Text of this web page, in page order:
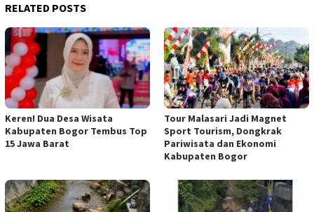
RELATED POSTS
Keren! Dua Desa Wisata
Kabupaten Bogor Tembus Top
15 Jawa Barat
Tour Malasari Jadi Magnet
Sport Tourism, Dongkrak
Pariwisata dan Ekonomi
Kabupaten Bogor